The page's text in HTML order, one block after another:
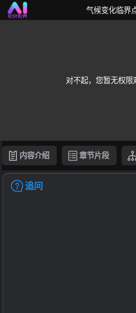
气候变化临界
对不起，您暂无权限
内容介绍 章节片段
追问